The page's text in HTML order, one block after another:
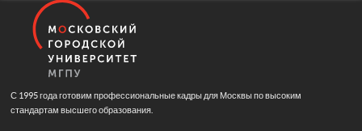
С 1995 года готовим профессиональные кадры для Москвы по высоким
стандартам высшего образования.